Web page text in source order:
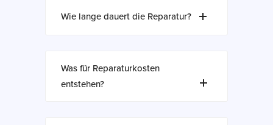
Wie lange dauert die Reparatur?
Was für Reparaturkosten
entstehen?